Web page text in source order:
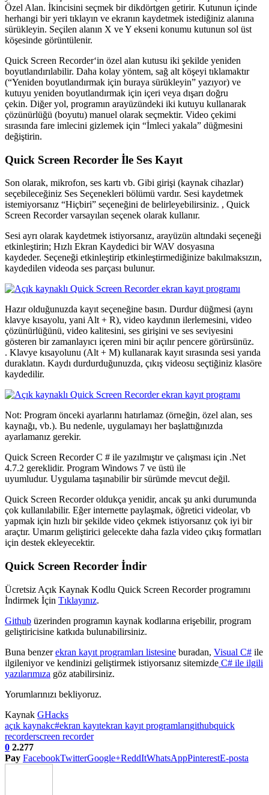
Özel Alan. İkincisini seçmek bir dikdörtgen getirir. Kutunun içinde
herhangi bir yeri tıklayın ve ekranın kaydetmek istediğiniz alanına
sürükleyin. Seçilen alanın X ve Y ekseni konumu kutunun sol üst
köşesinde görüntülenir.
Quick Screen Recorder‘in özel alan kutusu iki şekilde yeniden
boyutlandırılabilir. Daha kolay yöntem, sağ alt köşeyi tıklamaktır
(“Yeniden boyutlandırmak için buraya sürükleyin” yazıyor) ve
kutuyu yeniden boyutlandırmak için içeri veya dışarı doğru
çekin. Diğer yol, programın arayüzündeki iki kutuyu kullanarak
çözünürlüğü (boyutu) manuel olarak seçmektir. Video çekimi
sırasında fare imlecini gizlemek için “İmleci yakala” düğmesini
değiştirin.
Quick Screen Recorder İle Ses Kayıt
Son olarak, mikrofon, ses kartı vb. Gibi girişi (kaynak cihazlar)
seçebileceğiniz Ses Seçenekleri bölümü vardır. Sesi kaydetmek
istemiyorsanız “Hiçbiri” seçeneğini de belirleyebilirsiniz. , Quick
Screen Recordervarsayılan seçenek olarak kullanır.
Sesi ayrı olarak kaydetmek istiyorsanız, arayüzün altındaki seçeneği
etkinleştirin; Hızlı Ekran Kaydedici bir WAV dosyasına
kaydeder. Seçeneği etkinleştirip etkinleştirmediğinize bakılmaksızın,
kaydedilen videoda ses parçası bulunur.
Hazır olduğunuzda kayıt seçeneğine basın. Durdur düğmesi (aynı
klavye kısayolu, yani Alt + R), video kaydının ilerlemesini, video
çözünürlüğünü, video kalitesini, ses girişini ve ses seviyesini
gösteren bir zamanlayıcı içeren mini bir açılır pencere görürsünüz.
. Klavye kısayolunu (Alt + M) kullanarak kayıt sırasında sesi yarıda
duraklatın. Kaydı durdurduğunuzda, çıkış videosu seçtiğiniz klasöre
kaydedilir.
Not: Program önceki ayarlarını hatırlamaz (örneğin, özel alan, ses
kaynağı, vb.). Bu nedenle, uygulamayı her başlattığınızda
ayarlamanız gerekir.
Quick Screen RecorderC # ile yazılmıştır ve çalışması için .Net
4.7.2 gereklidir. Program Windows 7 ve üstü ile
uyumludur. Uygulama taşınabilir bir sürümde mevcut değil.
Quick Screen Recorderoldukça yenidir, ancak şu anki durumunda
çok kullanılabilir. Eğer internette paylaşmak, öğretici videolar, vb
yapmak için hızlı bir şekilde video çekmek istiyorsanız çok iyi bir
araçtır. Umarım geliştirici gelecekte daha fazla video çıkış formatları
için destek ekleyecektir.
Quick Screen Recorder İndir
Ücretsiz Açık Kaynak Kodlu Quick Screen Recorder programını
İndirmek İçin Tıklayınız.
Github üzerinden programın kaynak kodlarına erişebilir, program
geliştiricisine katkıda bulunabilirsiniz.
Buna benzerekran kayıt programları listesine buradan, Visual C# ile
ilgileniyor ve kendinizi geliştirmek istiyorsanız sitemizde C# ile ilgili
yazılarımıza göz atabilirsiniz.
Yorumlarınızı bekliyoruz.
Kaynak GHacks
açık kaynakc#ekran kayıtekran kayıt programlarıgithubquick
recorderscreen recorder
0 2.277
Pay FacebookTwitterGoogle+ReddItWhatsAppPinterestE-posta